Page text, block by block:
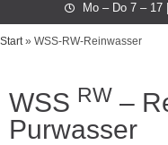
Mo – Do 7 – 17
Start » WSS-RW-Reinwasser
WSS RW –
Purwasser